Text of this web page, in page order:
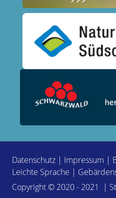
Datenschutz | Impressum |
Leichte Sprache |
Copyright © 2020 - 2021 |